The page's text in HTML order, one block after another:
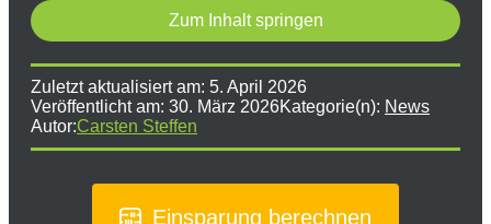
Zum Inhalt springen
Zuletzt aktualisiert am: 5. April 2026
Veröffentlicht am: 30. März 2026Kategorie(n): News
Autor:Carsten Steffen
Einsparung berechnen